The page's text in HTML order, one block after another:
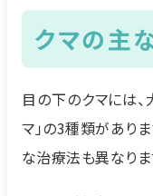
クマの主
目の下のクマには、
マ」の3種類があり
な治療法も異なりま